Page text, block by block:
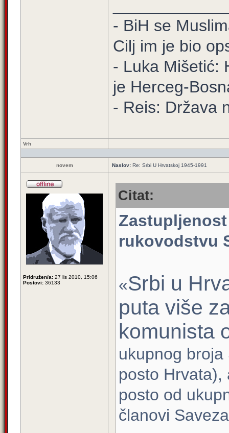
- BiH se
Cilj im je bio
- Luka Mišetić:
je Herceg-
- Reis: Država
Vrh
novem Naslov: Re: Srbi U Hrvatskoj 1945-1991
Pridružen/a: 27 lis 2010, 15:06
Postovi: 36133
Citat:
rukovodstvu
«Srbi u
puta više
komunista
ukupnog
posto Hrvata),
posto od
članovi